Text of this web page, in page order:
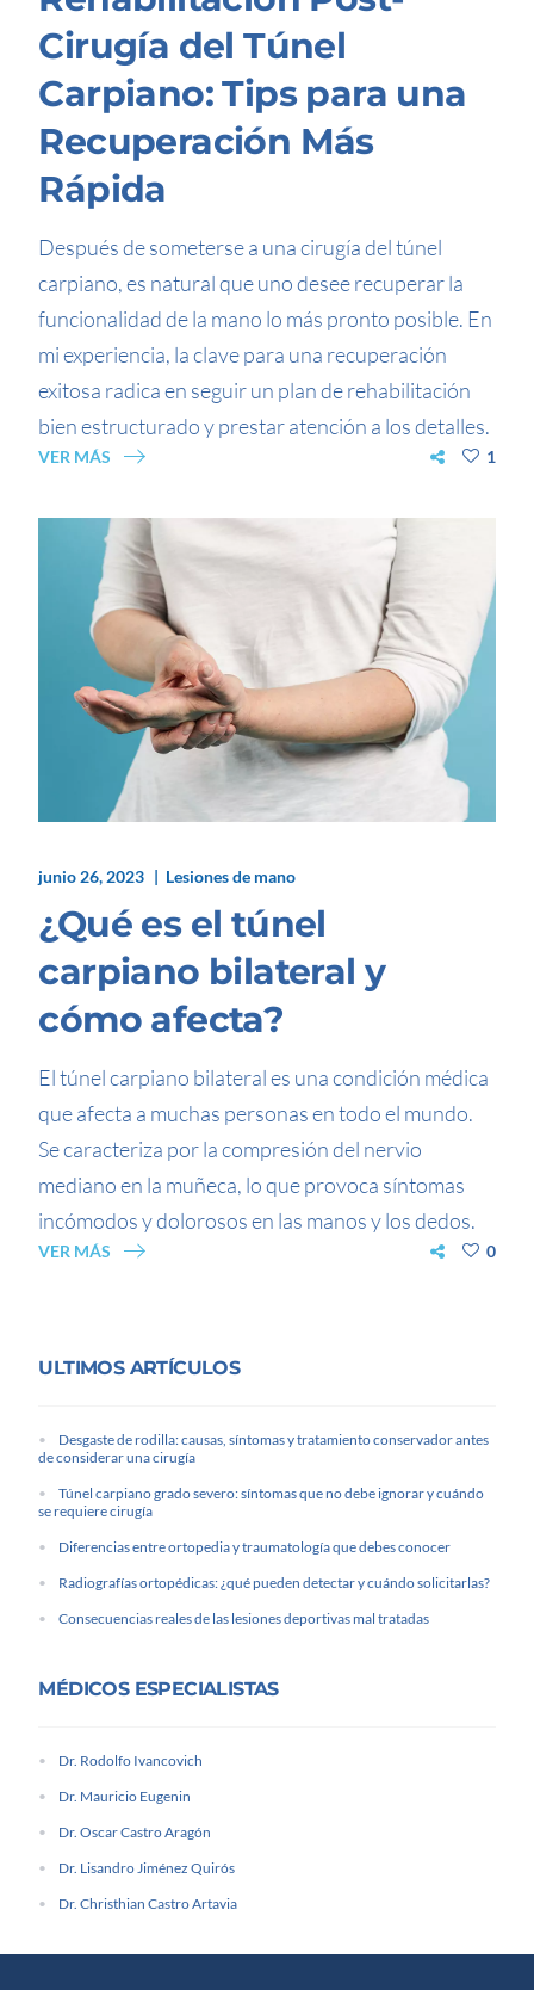
Cirugía del Túnel
Carpiano: Tips para una
Recuperación Más
Rápida
Después de someterse a una cirugía del túnel
carpiano, es natural que uno desee recuperar la
funcionalidad de la mano lo más pronto posible. En
mi experiencia, la clave para una recuperación
exitosa radica en seguir un plan de rehabilitación
bien estructurado y prestar atención a los detalles.
VER MÁS 1
junio 26, 2023 Lesiones de mano
¿Qué es el túnel
carpiano bilateral y
cómo afecta?
El túnel carpiano bilateral es una condición médica
que afecta a muchas personas en todo el mundo.
Se caracteriza por la compresión del nervio
mediano en la muñeca, lo que provoca síntomas
incómodos y dolorosos en las manos y los dedos.
VER MÁS 0
ULTIMOS ARTÍCULOS
Desgaste de rodilla: causas, síntomas y tratamiento conservador antes
de considerar una cirugía
Túnel carpiano grado severo: síntomas que no debe ignorar y cuándo
se requiere cirugía
Diferencias entre ortopedia y traumatología que debes conocer
Radiografías ortopédicas: ¿qué pueden detectar y cuándo solicitarlas?
Consecuencias reales de las lesiones deportivas mal tratadas
MÉDICOS ESPECIALISTAS
Dr. Rodolfo Ivancovich
Dr. Mauricio Eugenin
Dr. Oscar Castro Aragón
Dr. Lisandro Jiménez Quirós
Dr. Christhian Castro Artavia